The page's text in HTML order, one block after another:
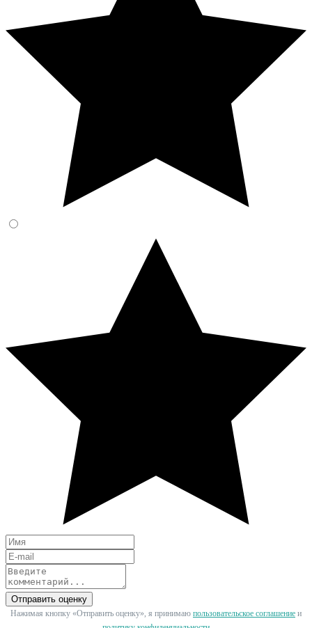
Отправить оценку
Нажимая кнопку «Отправить оценку», я принимаю пользовательское соглашение и